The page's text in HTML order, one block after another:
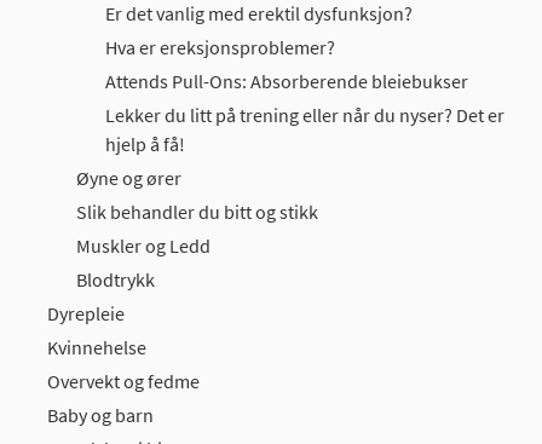
Er det vanlig med erektil dysfunksjon?
Hva er ereksjonsproblemer?
Attends Pull-Ons: Absorberende bleiebukser
Lekker du litt på trening eller når du nyser? Det er
hjelp å få!
Øyne og ører
Slik behandler du bitt og stikk
Muskler og Ledd
Blodtrykk
Dyrepleie
Kvinnehelse
Overvekt og fedme
Baby og barn